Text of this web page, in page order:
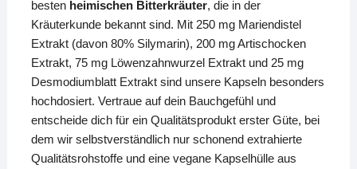
besten heimischen Bitterkräuter, die in der
Kräuterkunde bekannt sind. Mit 250 mg Mariendistel
Extrakt (davon 80% Silymarin), 200 mg Artischocken
Extrakt, 75 mg Löwenzahnwurzel Extrakt und 25 mg
Desmodiumblatt Extrakt sind unsere Kapseln besonders
hochdosiert. Vertraue auf dein Bauchgefühl und
entscheide dich für ein Qualitätsprodukt erster Güte, bei
dem wir selbstverständlich nur schonend extrahierte
Qualitätsrohstoffe und eine vegane Kapselhülle aus